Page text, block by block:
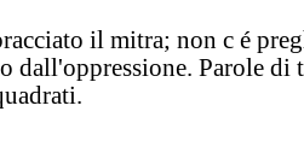
il mitra; non c é
dall'oppressione. Parole di